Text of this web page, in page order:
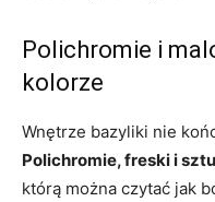
Polichromie i
kolorze
Wnętrze bazyliki nie
Polichromie, freski i
którą można czytać jak